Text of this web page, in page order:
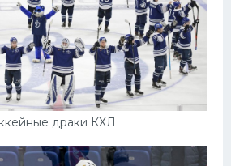
драки КХЛ